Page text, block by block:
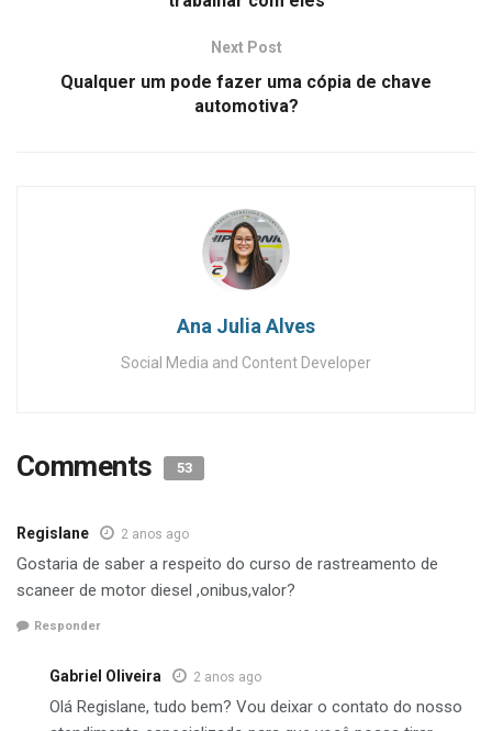
Next Post
Qualquer um pode fazer uma cópia de chave
automotiva?
Ana Julia Alves
Social Media and Content Developer
Comments 53
Regislane 2 anos ago
Gostaria de saber a respeito do curso de rastreamento de
scaneer de motor diesel ,onibus,valor?
Responder
Gabriel Oliveira 2 anos ago
Olá Regislane, tudo bem? Vou deixar o contato do nosso